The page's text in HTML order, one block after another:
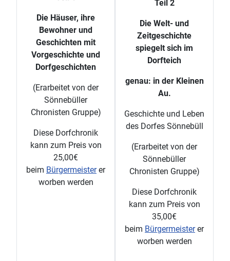
Die Häuser, ihre
Bewohner und
Geschichten mit
Vorgeschichte und
Dorfgeschichten
(Erarbeitet von der
Sönnebüller
Chronisten Gruppe)
Diese Dorfchronik
kann zum Preis von
25,00€
beim Bürgermeisterer
worben werden
Teil 2
Die Welt- und
Zeitgeschichte
spiegelt sich im
Dorfteich
genau: in der Kleinen
Au.
Geschichte und Leben
des Dorfes Sönnebüll
(Erarbeitet von der
Sönnebüller
Chronisten Gruppe)
Diese Dorfchronik
kann zum Preis von
35,00€
beim Bürgermeisterer
worben werden